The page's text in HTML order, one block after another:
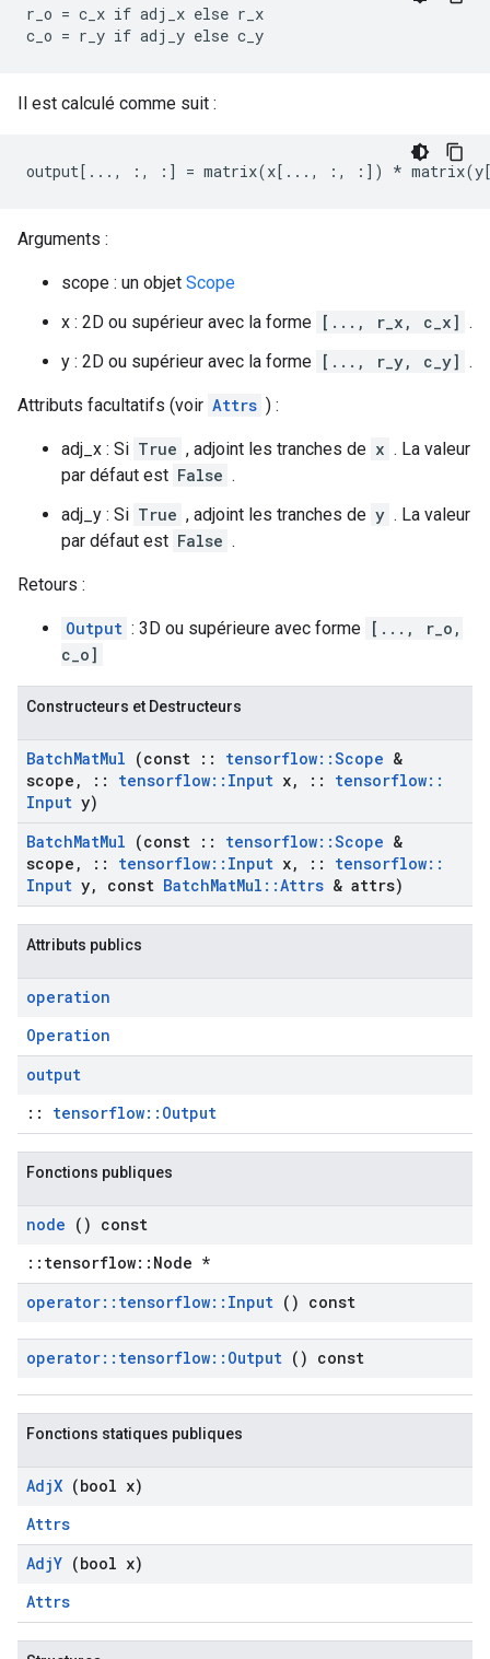
r_o = c_x if adj_x else r_x
c_o = r_y if adj_y else c_y
Il est calculé comme suit :
output[..., :, :] = matrix(x[..., :, :]) *
Arguments :
scope : un objet Scope
x : 2D ou supérieur avec la forme [..., r_x, c_x] .
y : 2D ou supérieur avec la forme [..., r_y, c_y] .
Attributs facultatifs (voir Attrs ) :
adj_x : Si True , adjoint les tranches de x . La valeur
par défaut est False .
adj_y : Si True , adjoint les tranches de y . La valeur
par défaut est False .
Retours :
Output : 3D ou supérieure avec forme [..., r_o,
c_o]
Constructeurs et Destructeurs
BatchMatMul (const :: tensorflow::Scope &
scope , :: tensorflow:: Input x, :: tensorflow::
Input y)
BatchMatMul (const :: tensorflow::Scope &
scope , :: tensorflow:: Input x, :: tensorflow::
Input y, const BatchMatMul ::Attrs & attrs)
Attributs publics
operation
Operation
output
:: tensorflow::Output
Fonctions publiques
node () const
::tensorflow::Node *
operator:: tensorflow:: Input () const
operator:: tensorflow:: Output () const
Fonctions statiques publiques
AdjX (bool x)
Attrs
AdjY (bool x)
Attrs